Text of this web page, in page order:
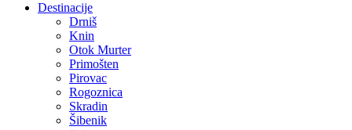
Destinacije
Drniš
Knin
Otok Murter
Primošten
Pirovac
Rogoznica
Skradin
Šibenik